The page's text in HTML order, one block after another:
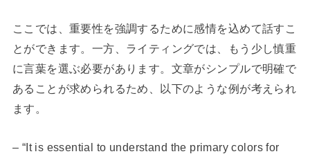
ここでは、重要性を強調するために感情を込めて話すこ
とができます。一方、ライティングでは、もう少し慎重
に言葉を選ぶ必要があります。文章がシンプルで明確で
あることが求められるため、以下のような例が考えられ
ます。
– “It is essential to understand the primary colors for